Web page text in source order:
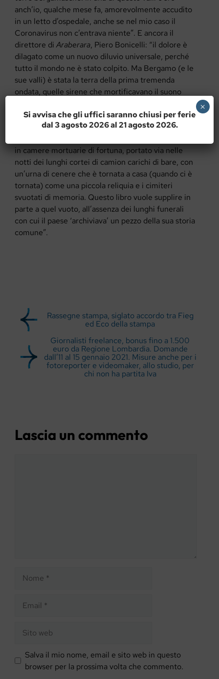
anch’io, qualche mese fa, amorevolmente accudito
in un letto d’ospedale, anche se nel mio caso il
Coronavirus non c’entrava niente”. E ancora il
direttore diAraberara, Piero Bonicelli: “il dolore è
dilagato come un nuovo diluvio universale, perché
tutto il mondo ne è stato colpito. Ma Bergamo (e le
sue valli) è stata la terra della prima tremenda
ondata, quelle sirene che mortificavano il suono
della campana a morto. Chi è morto in casa ha avuto
almeno il conforto di un’ultima carezza, un ultimo
saluto, chi è morto in ospedale è diventato un
in camere mortuarie di fortuna, portato via nelle
notti dei lunghi cortei di camion carichi di bare, con
un’urna di cenere che è tornata a casa (quando ci è
tornata) come una piccola reliquia e i cimiteri
svuotati di memoria. Questo libro vuole supplire in
parte a quel vuoto, all’assenza dei lunghi funerali
con cui il paese ‘archiviava’ un pezzo della sua storia
comune”.
Rassegne stampa, siglato accordo tra Fieg
ed Eco della stampa
Giornalisti freelance, bonus fino a 1.500
euro da Regione Lombardia. Domande
dall’11 al 15 gennaio 2021. Misure anche per i
fotoreporter e videomaker, allo studio, per
chi non ha partita Iva
Lascia un commento
web
Salva il mio nome, email e sito web in questo
browser per la prossima volta che commento.
Si avvisa che gli uffici saranno chiusi per ferie
dal 3 agosto 2026 al 21 agosto 2026.
×